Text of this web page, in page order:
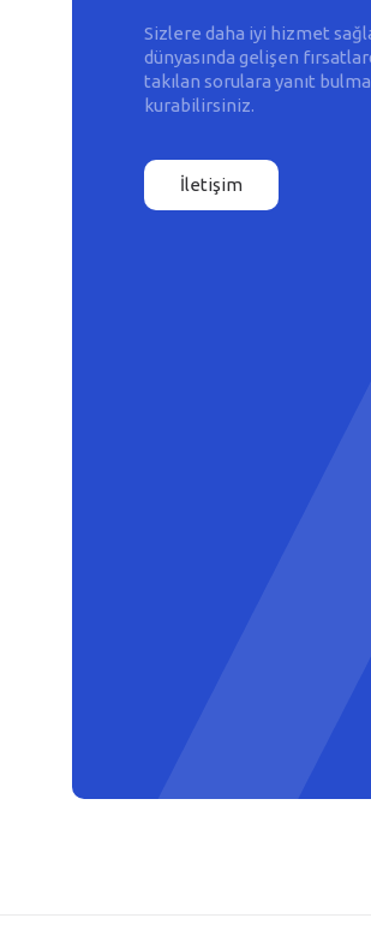
Sizlere daha iyi hizmet
dünyasında gelişen
takılan sorulara yanıt
kurabilirsiniz.
İletişim